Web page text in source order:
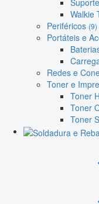
Walkie
Periféricos (9)
Portáteis e
Redes e
Toner e
Toner
Toner
Toner